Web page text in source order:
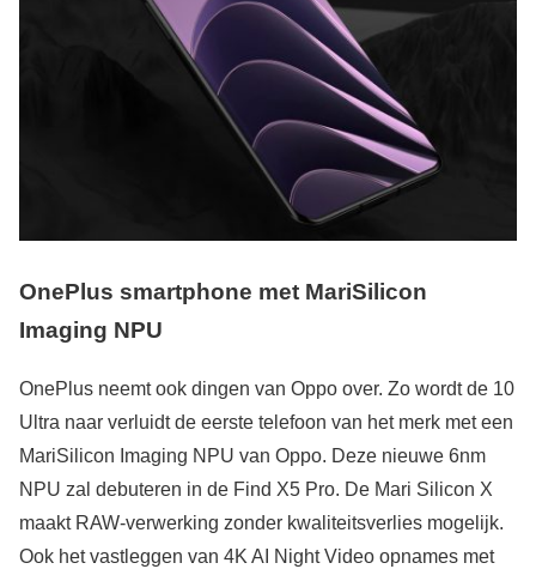
OnePlus smartphone met MariSilicon
Imaging NPU
OnePlus neemt ook dingen van Oppo over. Zo wordt de 10
Ultra naar verluidt de eerste telefoon van het merk met een
MariSilicon Imaging NPU van Oppo. Deze nieuwe 6nm
NPU zal debuteren in de Find X5 Pro. De Mari Silicon X
maakt RAW-verwerking zonder kwaliteitsverlies mogelijk.
Ook het vastleggen van 4K AI Night Video opnames met